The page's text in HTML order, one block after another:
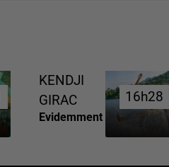
KENDJI
GIRAC
Evidemment
16h28
16h28